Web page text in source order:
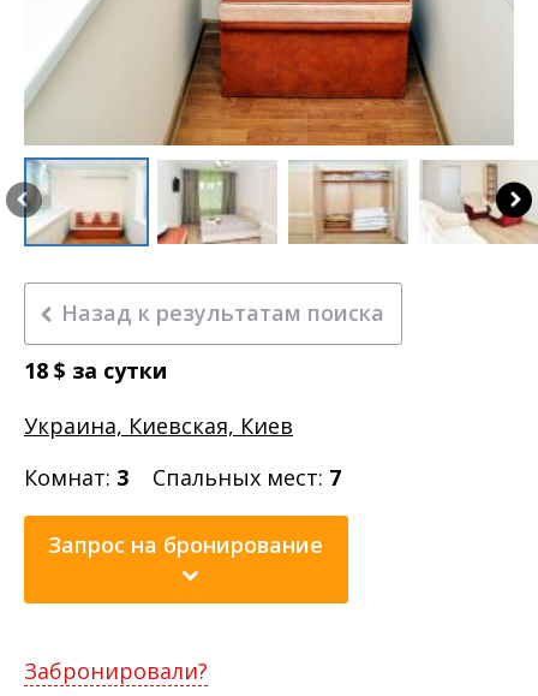
Назад к результатам поиска
18 $ за сутки
Украина, Киевская, Киев
Комнат: 3 Спальных мест: 7
Запрос на бронирование
Забронировали?